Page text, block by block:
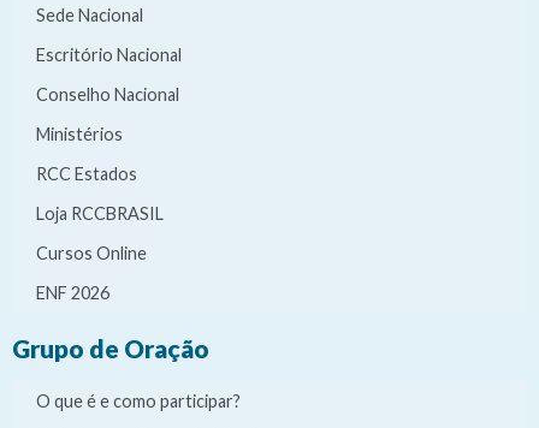
Sede Nacional
Escritório Nacional
Conselho Nacional
Ministérios
RCC Estados
Loja RCCBRASIL
Cursos Online
ENF 2026
Grupo de Oração
O que é e como participar?